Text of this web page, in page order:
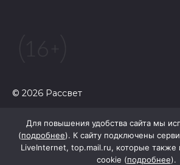
© 2026 Рассвет
Для повышения удобства сайта мы
(подробнее). К сайту подключены
LiveInternet, top.mail.ru, которые также
cookie (подробнее).